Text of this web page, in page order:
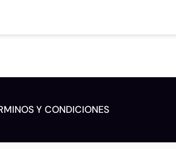
Y CONDICIONES